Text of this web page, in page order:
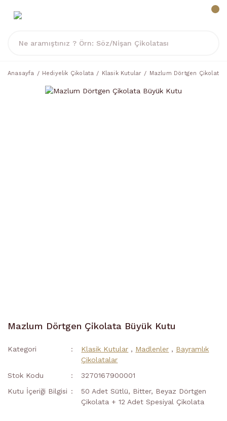
Anasayfa Hediyelik Çikolata Klasik Kutular Mazlum Dörtgen Çikolata
Mazlum Dörtgen Çikolata Büyük Kutu
Kategori Klasik Kutular , Madlenler , Bayramlık
Çikolatalar
Stok Kodu
3270167900001
Kutu İçeriği Bilgisi
50 Adet Sütlü, Bitter, Beyaz Dörtgen
Çikolata + 12 Adet Spesiyal Çikolata